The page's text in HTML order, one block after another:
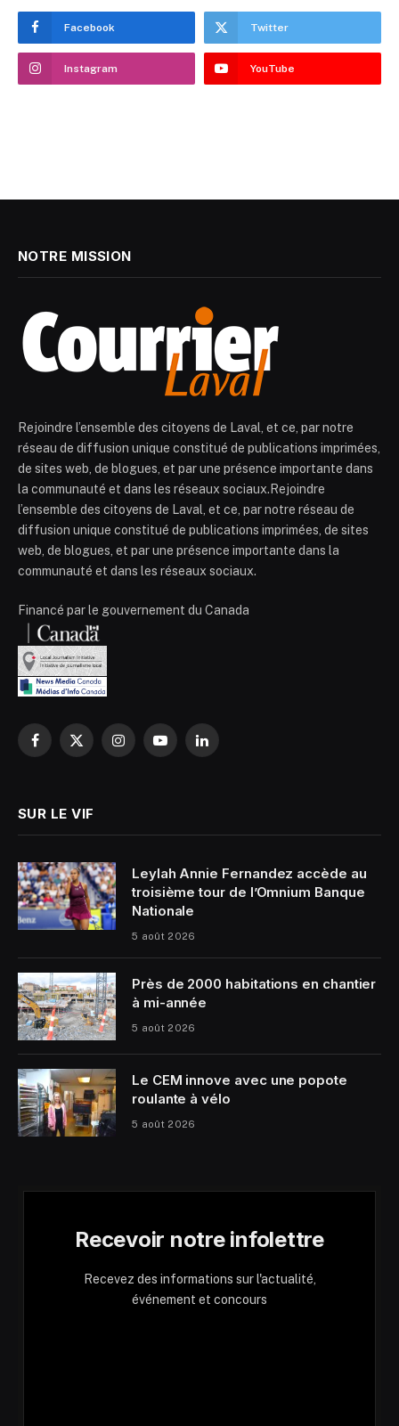
Facebook Twitter
Instagram YouTube
NOTRE MISSION
Rejoindre l’ensemble des citoyens de Laval, et ce, par notre
réseau de diffusion unique constitué de publications imprimées,
de sites web, de blogues, et par une présence importante dans
la communauté et dans les réseaux sociaux.Rejoindre
l’ensemble des citoyens de Laval, et ce, par notre réseau de
diffusion unique constitué de publications imprimées, de sites
web, de blogues, et par une présence importante dans la
communauté et dans les réseaux sociaux.
Financé par le gouvernement du Canada
Facebook
X
InstagramYouTubeLinkedIn
SUR LE VIF
Leylah Annie Fernandez accède au
troisième tour de l’Omnium Banque
Nationale
5 août 2026
Près de 2000 habitations en chantier
à mi-année
5 août 2026
Le CEM innove avec une popote
roulante à vélo
5 août 2026
Recevoir notre infolettre
Recevez des informations sur l'actualité,
événement et concours